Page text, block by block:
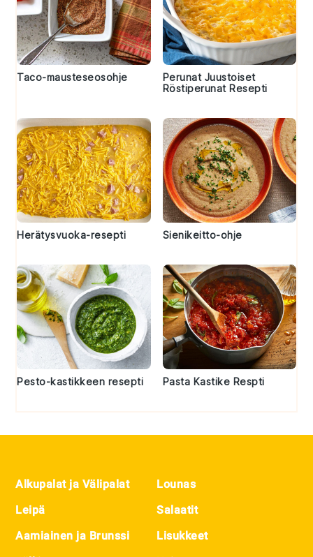
Taco-mausteseosohje
Perunat Juustoiset
Röstiperunat Resepti
Herätysvuoka-resepti Sienikeitto-ohje
Pesto-kastikkeen resepti Pasta Kastike Respti
Alkupalat ja Välipalat
Leipä
Aamiainen ja Brunssi
Lounas
Salaatit
Lisukkeet